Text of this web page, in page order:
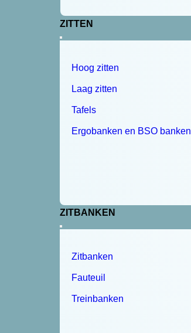
ZITTEN
Hoog zitten
Laag zitten
Tafels
Ergobanken en BSO banken
ZITBANKEN
Zitbanken
Fauteuil
Treinbanken